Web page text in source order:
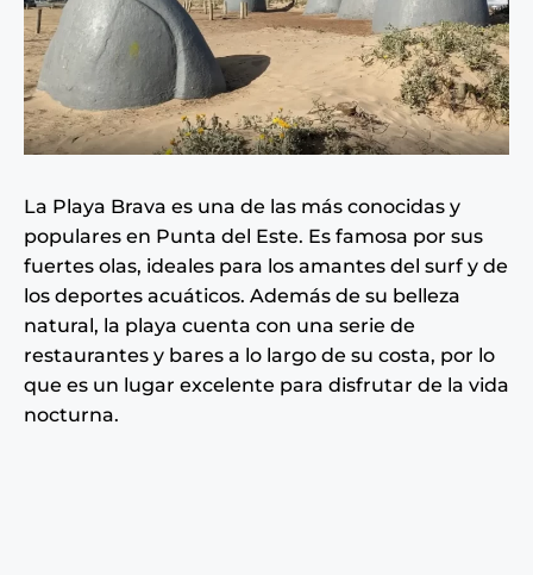
La Playa Brava es una de las más conocidas y
populares en Punta del Este. Es famosa por sus
fuertes olas, ideales para los amantes del surf y de
los deportes acuáticos. Además de su belleza
natural, la playa cuenta con una serie de
restaurantes y bares a lo largo de su costa, por lo
que es un lugar excelente para disfrutar de la vida
nocturna.